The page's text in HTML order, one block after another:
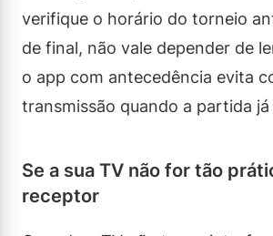
verifique o horário do torneio
de final, não vale depender de
o app com antecedência evita
transmissão quando a partida
Se a sua TV não for tão
receptor